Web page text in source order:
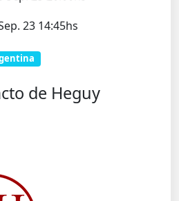
23 14:45hs
de Heguy